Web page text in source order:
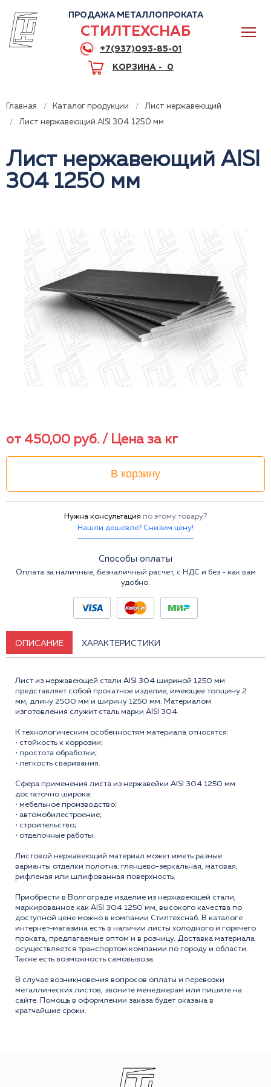
ПРОДАЖА МЕТАЛЛОПРОКАТА
СТИЛТЕХСНАБ
+7(937)093-85-01
КОРЗИНА - 0
Главная Каталог продукции
Лист нержавеющий
Лист нержавеющий AISI 304 1250 мм
Лист нержавеющий AISI
304 1250 мм
от 450,00 руб. / Цена за кг
В корзину
Нужна консультация по этому товару?
Нашли дешевле? Снизим цену!
Способы оплаты
Оплата за наличные, безналичный расчет, с НДС и без - как вам
удобно.
ОПИСАНИЕ ХАРАКТЕРИСТИКИ
Лист из нержавеющей стали AISI 304 шириной 1250 мм
представляет собой прокатное изделие, имеющее толщину 2
мм, длину 2500 мм и ширину 1250 мм. Материалом
изготовления служит сталь марки AISI 304.
К технологическим особенностям материала относятся:
• стойкость к коррозии;
• простота обработки;
• легкость сваривания.
Сфера применения листа из нержавейки AISI 304 1250 мм
достаточно широка:
• мебельное производство;
• автомобилестроение;
• строительство;
• отделочные работы.
Листовой нержавеющий материал может иметь разные
варианты отделки полотна: глянцево-зеркальная, матовая,
рифленая или шлифованная поверхность.
Приобрести в Волгограде изделие из нержавеющей стали,
маркированное как AISI 304 1250 мм, высокого качества по
доступной цене можно в компании Стилтехснаб. В каталоге
интернет-магазина есть в наличии листы холодного и горячего
проката, предлагаемые оптом и в розницу. Доставка материала
осуществляется транспортом компании по городу и области.
Также есть возможность самовывоза.
В случае возникновения вопросов оплаты и перевозки
металлических листов, звоните менеджерам или пишите на
сайте. Помощь в оформлении заказа будет оказана в
кратчайшие сроки.